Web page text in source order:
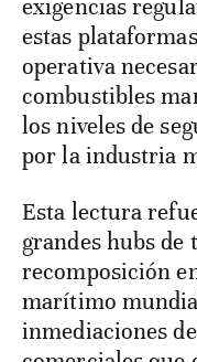
exigencias
estas
operativa
combustibles
los niveles de
por la industria
Esta lectura
grandes hubs de
recomposición
marítimo
inmediaciones